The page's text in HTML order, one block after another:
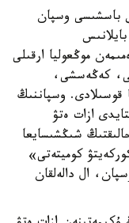
باسشىسى وسپان
موڭعوليا ارقىلى
كەڭەسشى،
وسپانعا قوسىلادى. وسپاننىڭ
ازات ەتۋ
شىڭشىسايعا
كوميتەتى»
ال دالەلقان